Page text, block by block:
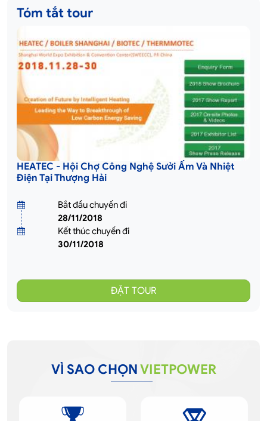
Tóm tắt tour
HEATEC - Hội Chợ Công Nghệ Sưởi Ấm Và Nhiệt
Điện Tại Thượng Hải
Bắt đầu chuyến đi
28/11/2018
Kết thúc chuyến đi
30/11/2018
VÌ SAO CHỌNVIETPOWER